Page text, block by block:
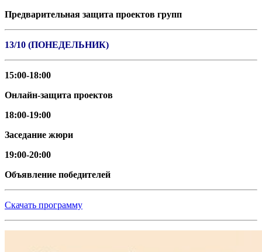
Предварительная защита проектов групп
13/10 (ПОНЕДЕЛЬНИК)
15:00-18:00
Онлайн-защита проектов
18:00-19:00
Заседание жюри
19:00-20:00
Объявление победителей
Скачать программу